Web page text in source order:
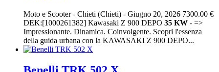
Moto e Scooter- Chieti (Chieti) - Giugno 20, 2026 7300.00 €
DEK:[1000261382] Kawasaki Z 900 DEPO 35 KW - =>
Impressionante. Dinamica. Coinvolgente. Scopri l'essenza
della guida urbana con la KAWASAKI Z 900 DEPO...